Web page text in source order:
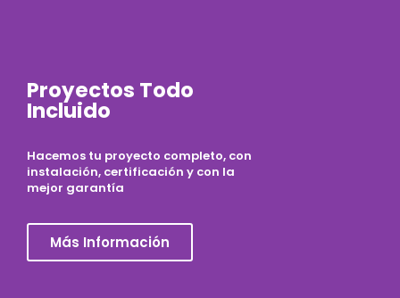
Proyectos Todo
Incluido
Hacemos tu proyecto completo, con
instalación, certificación y con la
mejor garantía
Más Información